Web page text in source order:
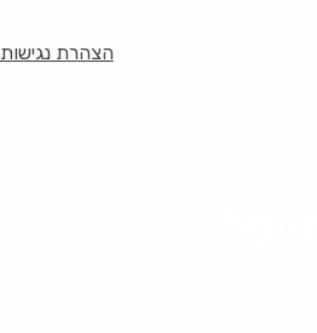
הצהרת נגישות